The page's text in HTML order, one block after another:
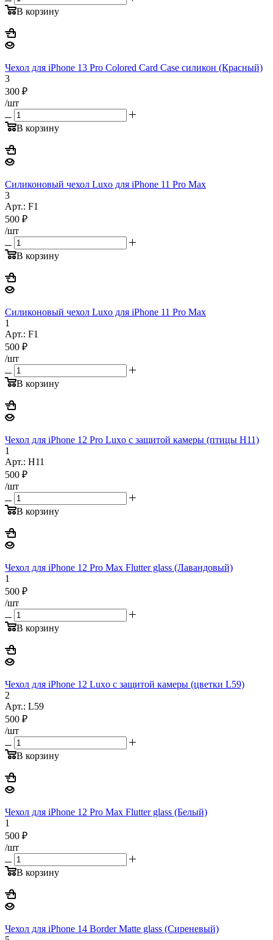
В корзину
Чехол для iPhone 13 Pro Colored Card Case силикон (Красный)
3
300 ₽
/шт
В корзину
Силиконовый чехол Luxo для iPhone 11 Pro Max
3
Арт.: F1
500 ₽
/шт
В корзину
Силиконовый чехол Luxo для iPhone 11 Pro Max
1
Арт.: F1
500 ₽
/шт
В корзину
Чехол для iPhone 12 Pro Luxo с защитой камеры (птицы H11)
1
Арт.: H11
500 ₽
/шт
В корзину
Чехол для iPhone 12 Pro Max Flutter glass (Лавандовый)
1
500 ₽
/шт
В корзину
Чехол для iPhone 12 Luxo с защитой камеры (цветки L59)
2
Арт.: L59
500 ₽
/шт
В корзину
Чехол для iPhone 12 Pro Max Flutter glass (Белый)
1
500 ₽
/шт
В корзину
Чехол для iPhone 14 Border Matte glass (Сиреневый)